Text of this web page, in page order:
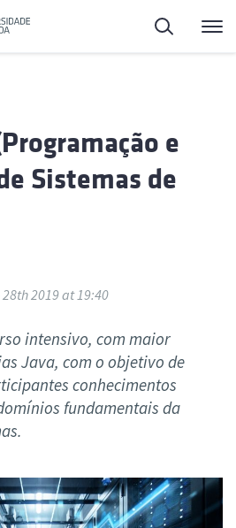
Pesquisa
e
Sistemas de
2019 at 19:40
intensivo, com maior
Java, com o objetivo de
conhecimentos
fundamentais da